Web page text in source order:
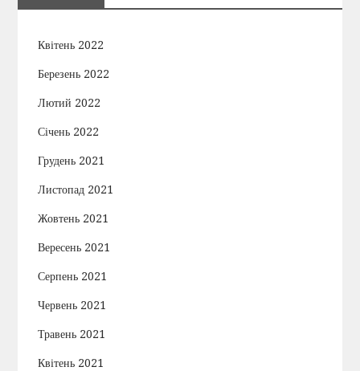
Квітень 2022
Березень 2022
Лютий 2022
Січень 2022
Грудень 2021
Листопад 2021
Жовтень 2021
Вересень 2021
Серпень 2021
Червень 2021
Травень 2021
Квітень 2021